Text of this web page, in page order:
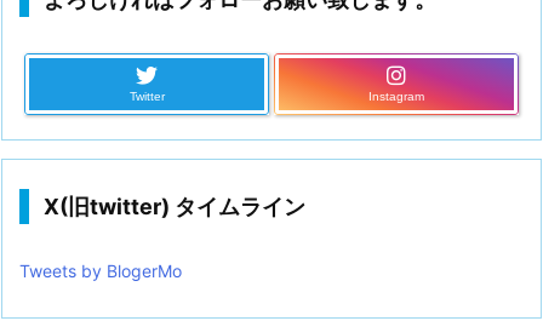
Twitter Instagram
X(旧twitter) タイムライン
Tweets by BlogerMo